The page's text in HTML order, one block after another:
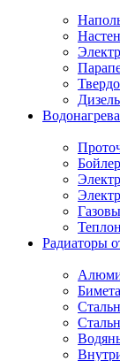
Радиаторы